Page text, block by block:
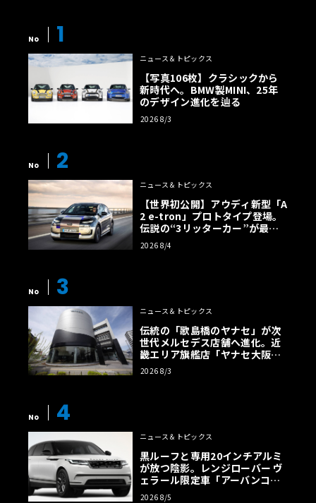
No 1
ニュース＆トピックス
【写真106枚】クラシックから
新時代へ。BMW製MINI、25年
のデザイン進化を辿る
2026 8/3
No 2
ニュース＆トピックス
【世界初公開】アウディ新型「A
2 e-tron」プロトタイプ登場。
伝説の“3リッターカー”が最高
効率エントリーBEVとして復活
【画像38枚】
2026 8/4
No 3
ニュース＆トピックス
伝統の「歌島橋のヤナセ」が次
世代メルセデス店舗へ進化。近
畿エリア旗艦店「ヤナセ大阪支
店」がリニューアル
2026 8/3
No 4
ニュース＆トピックス
黒ルーフと専用20インチアルミ
が放つ陰影。レンジローバー ヴ
ェラール限定車「アーバンコン
トラスト・エディション」登場
2026 8/5